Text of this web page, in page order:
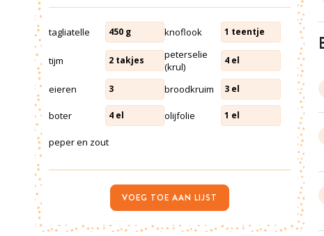
tagliatelle 450 g knoflook 1 teentje
tijm 2 takjes
peterselie
(krul)
4 el
eieren 3 broodkruim 3 el
boter 4 el olijfolie 1 el
peper en zout
VOEG TOE AAN LIJST